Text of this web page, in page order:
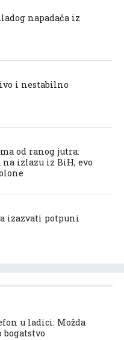
napadača iz
i nestabilno
od ranog jutra:
na izlazu iz BiH, evo
izazvati potpuni
u ladici: Možda